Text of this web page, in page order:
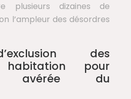
plusieurs dizaines de
l’ampleur des désordres
des
habitation pour
avérée du